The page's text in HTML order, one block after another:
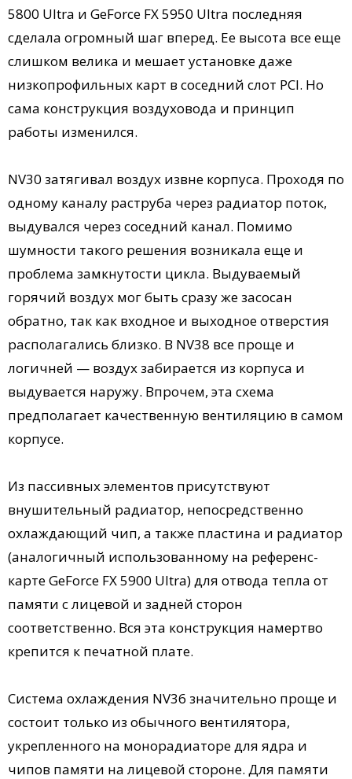
5800 Ultra и GeForce FX 5950 Ultra последняя
сделала огромный шаг вперед. Ее высота все еще
слишком велика и мешает установке даже
низкопрофильных карт в соседний слот PCI. Но
сама конструкция воздуховода и принцип
работы изменился.
NV30 затягивал воздух извне корпуса. Проходя по
одному каналу раструба через радиатор поток,
выдувался через соседний канал. Помимо
шумности такого решения возникала еще и
проблема замкнутости цикла. Выдуваемый
горячий воздух мог быть сразу же засосан
обратно, так как входное и выходное отверстия
располагались близко. В NV38 все проще и
логичней — воздух забирается из корпуса и
выдувается наружу. Впрочем, эта схема
предполагает качественную вентиляцию в самом
корпусе.
Из пассивных элементов присутствуют
внушительный радиатор, непосредственно
охлаждающий чип, а также пластина и радиатор
(аналогичный использованному на референс-
карте GeForce FX 5900 Ultra) для отвода тепла от
памяти с лицевой и задней сторон
соответственно. Вся эта конструкция намертво
крепится к печатной плате.
Система охлаждения NV36 значительно проще и
состоит только из обычного вентилятора,
укрепленного на монорадиаторе для ядра и
чипов памяти на лицевой стороне. Для памяти